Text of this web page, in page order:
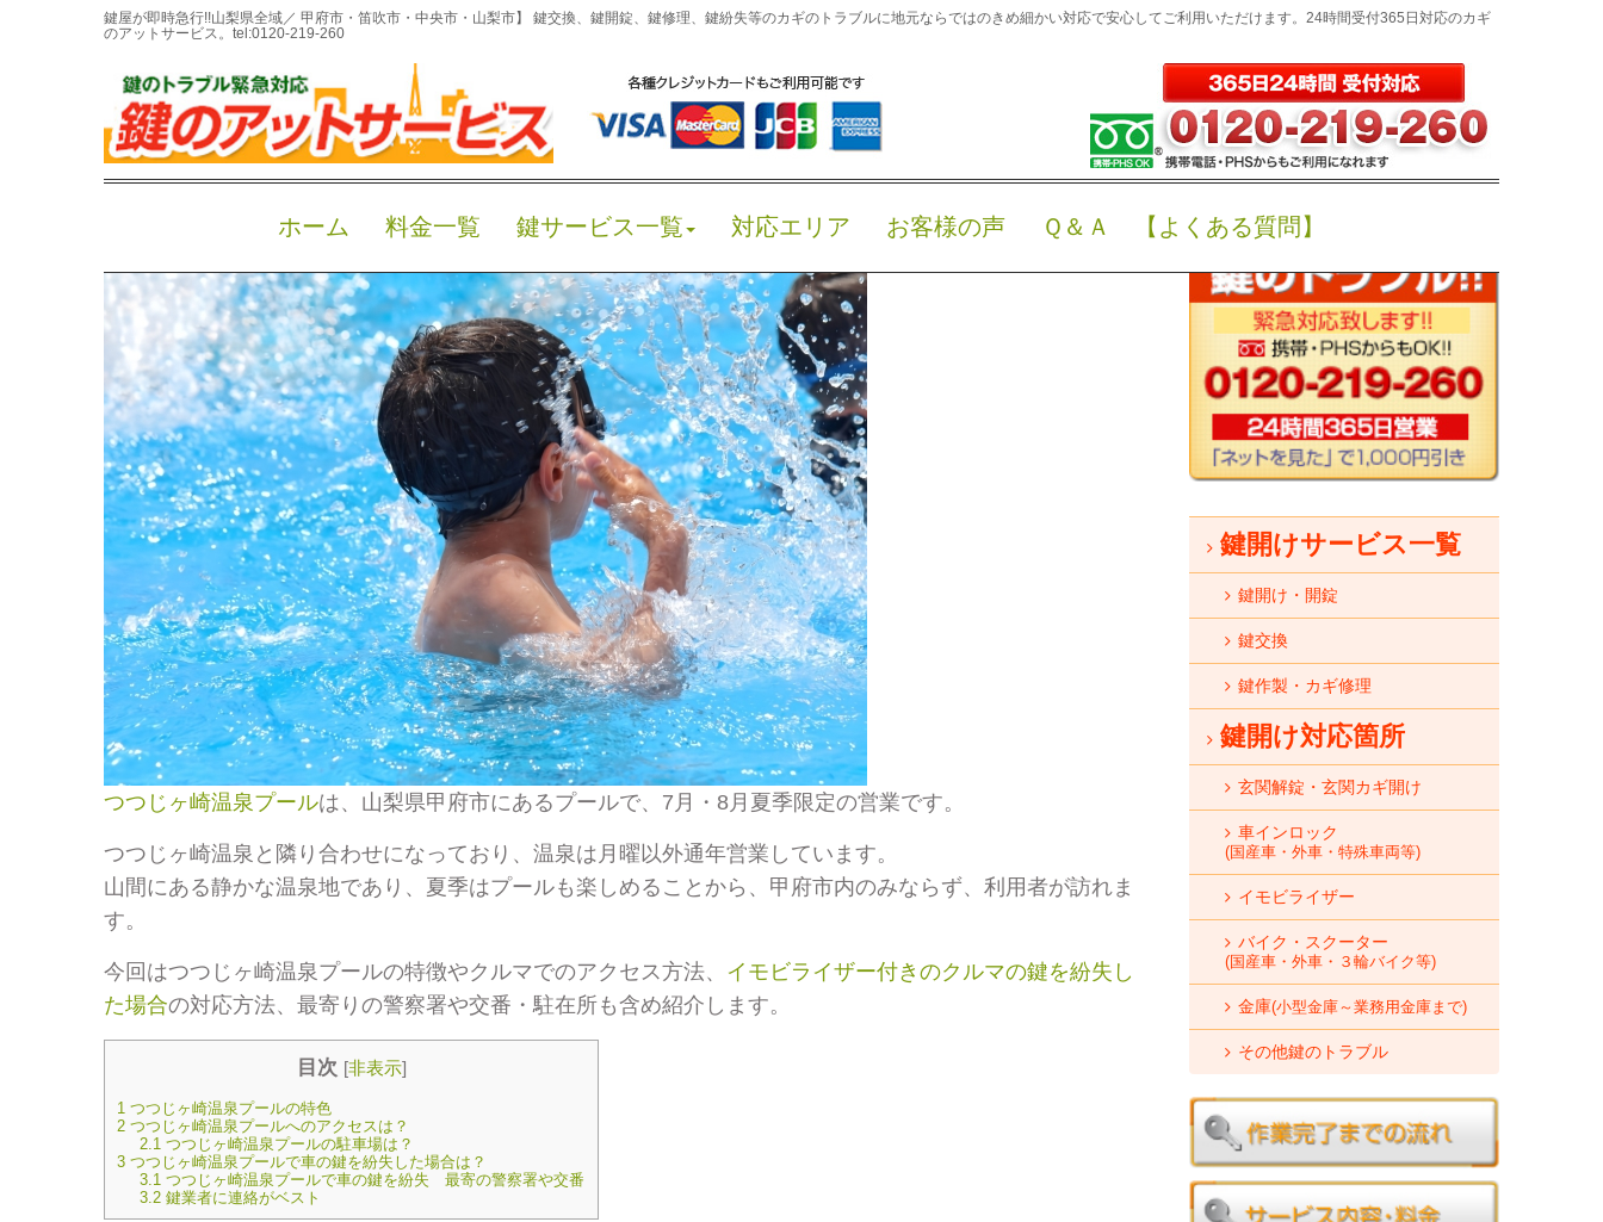
鍵屋が即時急行!!山梨県全域／ 甲府市・笛吹市・中央市・山梨市】 鍵交換、鍵開錠、鍵修理、鍵紛失等のカギのトラブルに地元ならではのきめ細かい対応で安心してご利用いただけます。24時間受付365日対応のカギ
のアットサービス。 tel:0120-219-260
ホーム 料金一覧 鍵サービス一覧 対応エリア お客様の声 Ｑ＆Ａ 【よくある質問】
自動下書きつつじヶ崎温泉プールでイモビライザー付車の鍵を紛失した場合
の対応自動下書き
September 14, 2024 11:00 am|イモビライザー、山梨県 出張エリア
鍵作
成、鍵屋の教える防犯、鍵紛失、鍵開け|記事監修 鍵のアットサービス 代表 戸田京介| 0
イモビライザー 車の鍵トラブル 車の鍵紛失 近くの鍵屋さん 鍵開け 防犯 駐車場
つつじヶ崎温泉プールは、山梨県甲府市にあるプールで、7月・8月夏季限定の営業です。
つつじヶ崎温泉と隣り合わせになっており、温泉は月曜以外通年営業しています。
山間にある静かな温泉地であり、夏季はプールも楽しめることから、甲府市内のみならず、利用者が訪れま
す。
今回はつつじヶ崎温泉プールの特徴やクルマでのアクセス方法、 イモビライザー付きのクルマの鍵を紛失し
た場合の対応方法、最寄りの警察署や交番・駐在所も含め紹介します。
目次 [非表示]
1 つつじヶ崎温泉プールの特色
2 つつじヶ崎温泉プールへのアクセスは？
2.1 つつじヶ崎温泉プールの駐車場は？
3 つつじヶ崎温泉プールで車の鍵を紛失した場合は？
3.1 つつじヶ崎温泉プールで車の鍵を紛失 最寄の警察署や交番
3.2 鍵業者に連絡がベスト
鍵屋アットキー検索
鍵開けサービス一覧
鍵開け・開錠
鍵交換
鍵作製・カギ修理
鍵開け対応箇所
玄関解錠・玄関カギ開け
車インロック
(国産車・外車・特殊車両等)
イモビライザー
バイク・スクーター
(国産車・外車・３輪バイク等)
金庫(小型金庫～業務用金庫まで)
その他鍵のトラブル